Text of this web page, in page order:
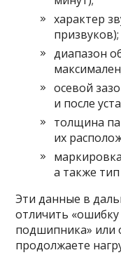
характер
призвуков);
диапазон
осевой
и после
толщина
их
а также
Эти данные в
отличить «ошибку
подшипника» или
продолжаете